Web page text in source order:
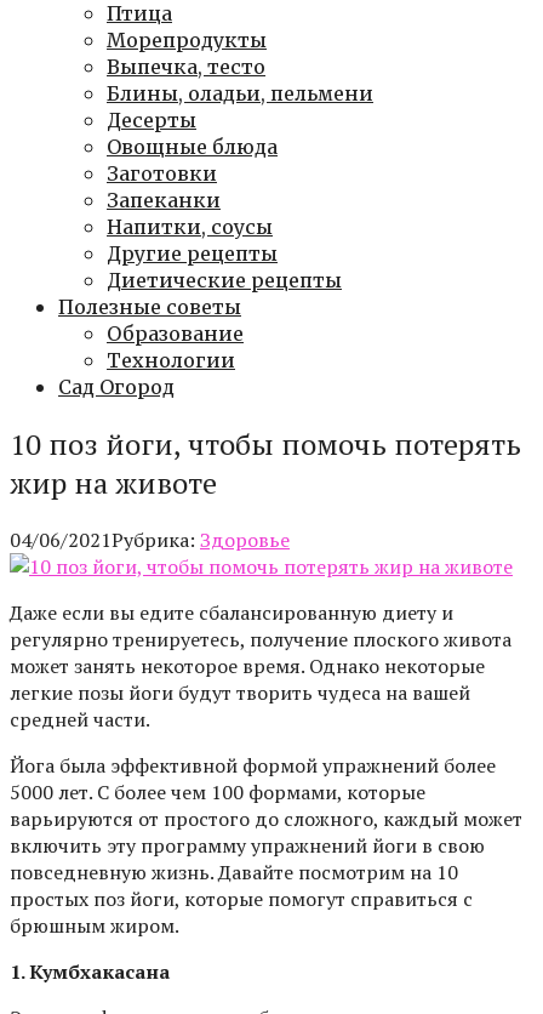
Птица
Морепродукты
Выпечка, тесто
Блины, оладьи, пельмени
Десерты
Овощные блюда
Заготовки
Запеканки
Напитки, соусы
Другие рецепты
Диетические рецепты
Полезные советы
Образование
Технологии
Сад Огород
10 поз йоги, чтобы помочь потерять
жир на животе
04/06/2021Рубрика: Здоровье
Даже если вы едите сбалансированную диету и
регулярно тренируетесь, получение плоского живота
может занять некоторое время. Однако некоторые
легкие позы йоги будут творить чудеса на вашей
средней части.
Йога была эффективной формой упражнений более
5000 лет. С более чем 100 формами, которые
варьируются от простого до сложного, каждый может
включить эту программу упражнений йоги в свою
повседневную жизнь. Давайте посмотрим на 10
простых поз йоги, которые помогут справиться с
брюшным жиром.
1. Кумбхакасана